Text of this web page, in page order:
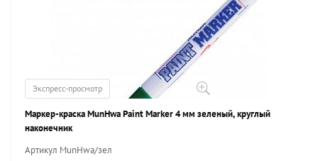
Экспресс-просмотр
Маркер-краска MunHwa Paint Marker 4 мм зеленый, круглый
наконечник
Артикул MunHwa/зел